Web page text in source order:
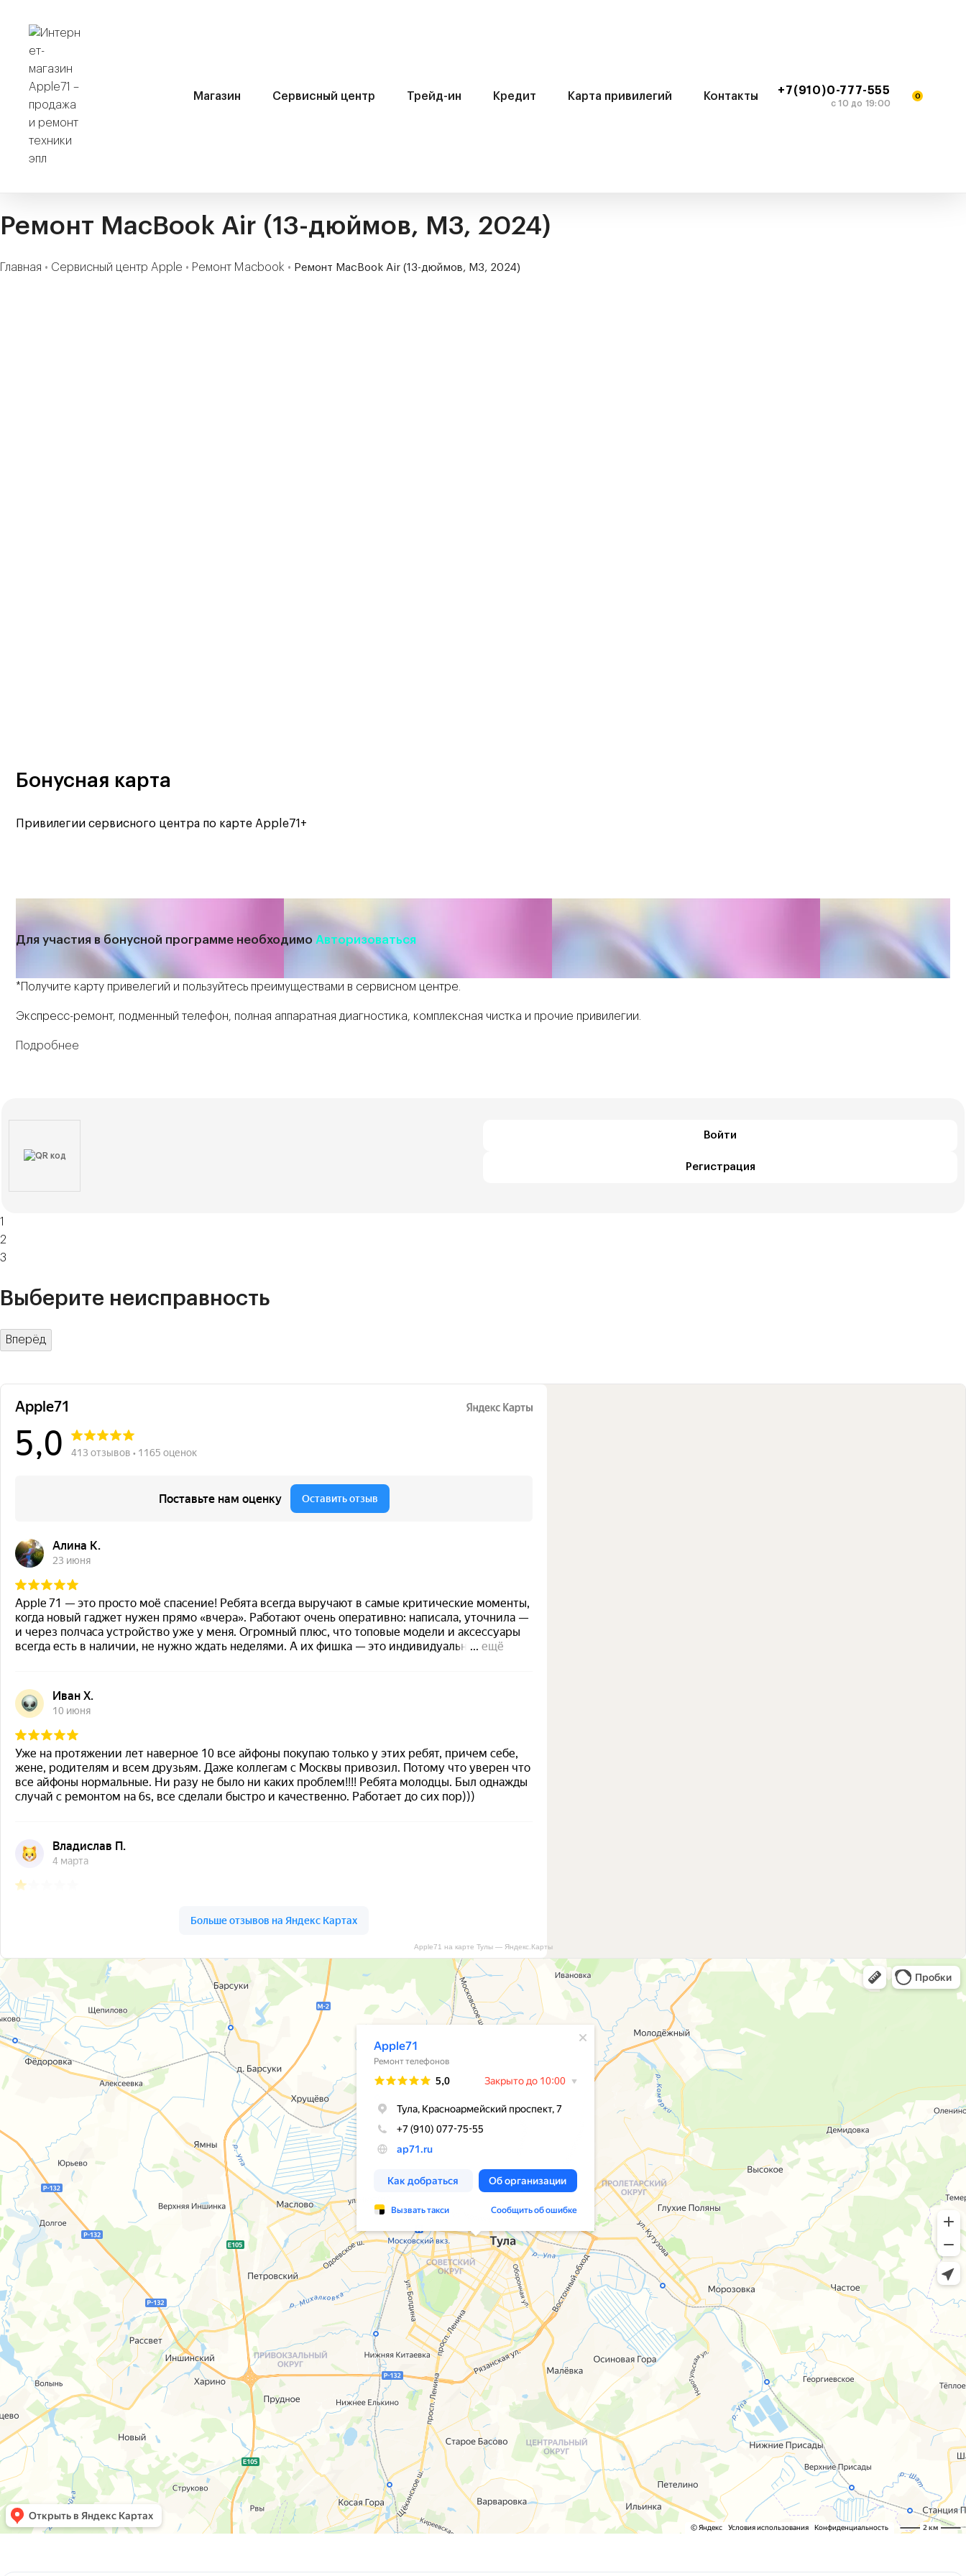
Магазин Сервисный центр Трейд-ин Кредит Карта привилегий Контакты +7(910)0-777-555
c 10 до 19:00
0
Ремонт MacBook Air (13-дюймов, M3, 2024)
Главная • Сервисный центр Apple • Ремонт Macbook • Ремонт MacBook Air (13-дюймов, M3, 2024)
Бонусная карта
Привилегии сервисного центра по карте Apple71+
Для участия в бонусной программе необходимо Авторизоваться
*Получите карту привелегий и пользуйтесь преимуществами в сервисном центре.
Экспресс-ремонт, подменный телефон, полная аппаратная диагностика, комплексная чистка и прочие привилегии.
Подробнее
Войти
Регистрация
1
2
3
Выберите неисправность
Вперёд
Apple71 на карте Тулы — Яндекс.Карты